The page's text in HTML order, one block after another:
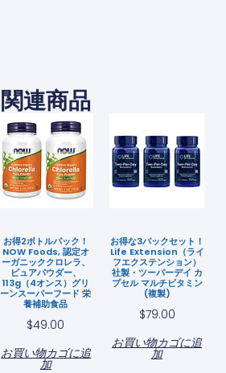
関連商品
お得2ボトルパック！
NOW Foods, 認定オ
ーガニッククロレラ、
ピュアパウダー、
113g（4オンス）グリ
ーンスーパーフード 栄
養補助食品
$49.00
お買い物カゴに追
加
お得な3パックセット！
Life Extension（ライ
フエクステンション）
社製・ツーパーデイ カ
プセル マルチビタミン
(複製)
$79.00
お買い物カゴに追
加